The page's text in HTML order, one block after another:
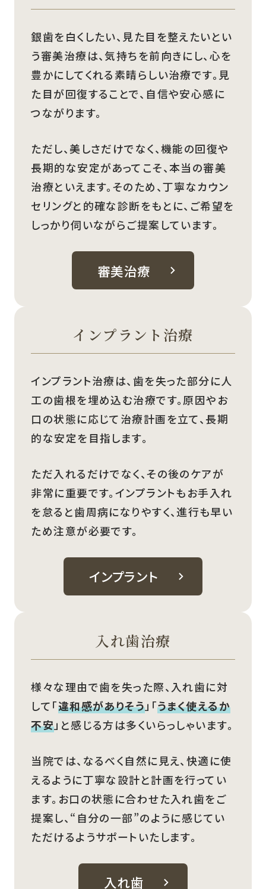
銀歯を白くしたい、見た目を整えたいとい
う審美治療は、気持ちを前向きにし、心を
豊かにしてくれる素晴らしい治療です。見
た目が回復することで、自信や安心感に
つながります。
ただし、美しさだけでなく、機能の回復や
長期的な安定があってこそ、本当の審美
治療といえます。そのため、丁寧なカウン
セリングと的確な診断をもとに、ご希望を
しっかり伺いながらご提案しています。
審美治療
インプラント治療
インプラント治療は、歯を失った部分に人
工の歯根を埋め込む治療です。原因やお
口の状態に応じて治療計画を立て、長期
的な安定を目指します。
ただ入れるだけでなく、その後のケアが
非常に重要です。インプラントもお手入れ
を怠ると歯周病になりやすく、進行も早い
ため注意が必要です。
インプラント
入れ歯治療
様々な理由で歯を失った際、入れ歯に対
して「違和感がありそう」「うまく使えるか
不安」と感じる方は多くいらっしゃいます。
当院では、なるべく自然に見え、快適に使
えるように丁寧な設計と計画を行ってい
ます。お口の状態に合わせた入れ歯をご
提案し、“自分の一部”のように感じてい
ただけるようサポートいたします。
入れ歯